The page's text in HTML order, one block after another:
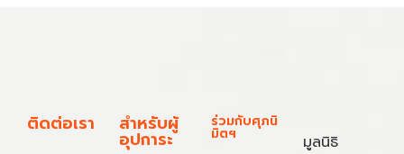
ติดต่อเรา สำหรับผู้
อุปการะ
ร่วมกับศุภนิ
มิตฯ
มูลนิธิ